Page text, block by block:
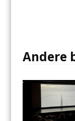
Andere